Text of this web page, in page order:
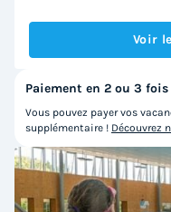
Voir
Paiement en 2 ou 3 fois
Vous pouvez payer vos
supplémentaire ! Découvrez